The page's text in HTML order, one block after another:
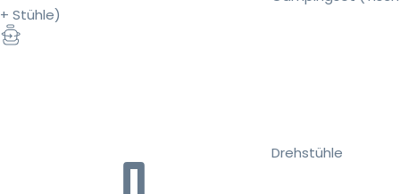
+ Stühle)
Drehstühle